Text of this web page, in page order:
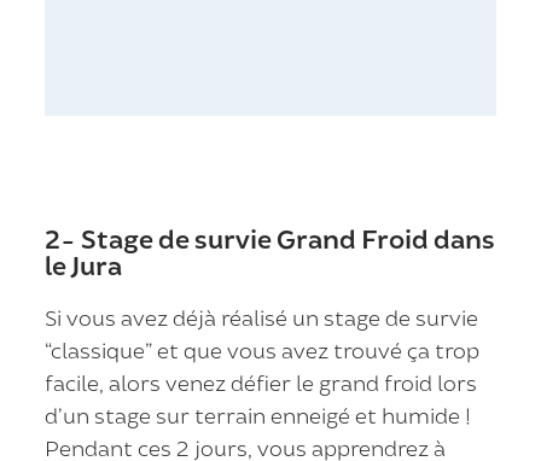
2- Stage de survie Grand Froid dans
le Jura
Si vous avez déjà réalisé un stage de survie
“classique” et que vous avez trouvé ça trop
facile, alors venez défier le grand froid lors
d’un stage sur terrain enneigé et humide !
Pendant ces 2 jours, vous apprendrez à